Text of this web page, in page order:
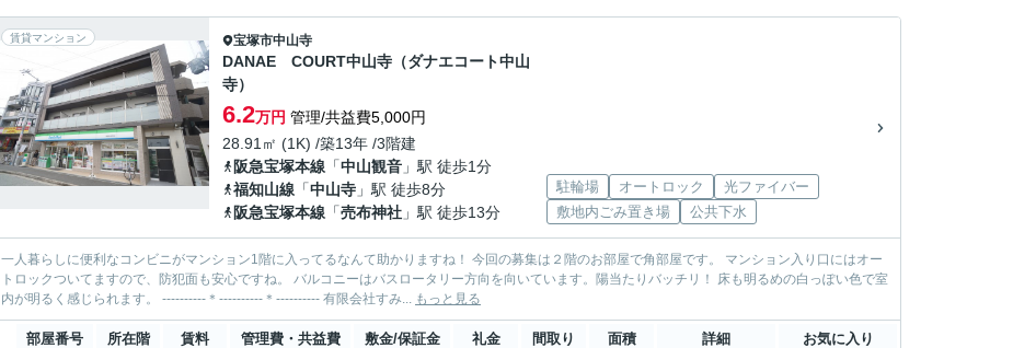
賃貸マンション 宝塚市中山寺
DANAE COURT中山寺（ダナエコート中山
寺）
6.2万円 管理/共益費5,000円
28.91㎡ (1K) /築13年 /3階建
阪急宝塚本線 「中山観音 」駅 徒歩1分
福知山線 「中山寺 」駅 徒歩8分
阪急宝塚本線 「売布神社 」駅 徒歩13分
駐輪場 オートロック
光ファイバー
敷地内ごみ置き場
公共下水
一人暮らしに便利なコンビニがマンション1階に入ってるなんて助かりますね！ 今回の募集は２階のお部屋で角部屋です。 マンション入り口にはオー
トロックついてますので、防犯面も安心ですね。 バルコニーはバスロータリー方向を向いています。陽当たりバッチリ！ 床も明るめの白っぽい色で室
内が明るく感じられます。 ----------＊----------＊---------- 有限会社すみ... もっと見る
部屋番号 所在階 賃料 管理費・共益費 敷金/保証金 礼金 間取り 面積 詳細 お気に入り